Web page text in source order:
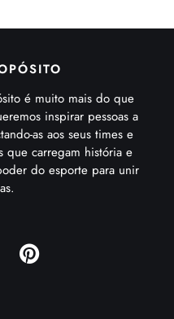
é muito mais do que
inspirar pessoas a
as aos seus times e
carregam história e
do esporte para unir